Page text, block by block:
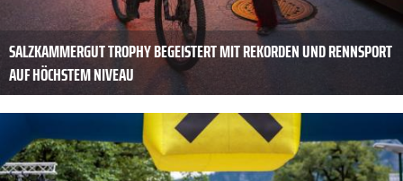
SALZKAMMERGUT TROPHY BEGEISTERT MIT REKORDEN UND RENNSPORT
AUF HÖCHSTEM NIVEAU